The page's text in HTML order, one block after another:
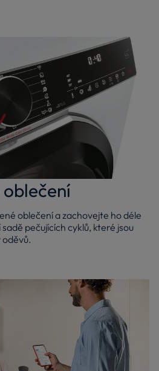
oblečení
oblečení a zachovejte ho déle
pečujících cyklů, které jsou